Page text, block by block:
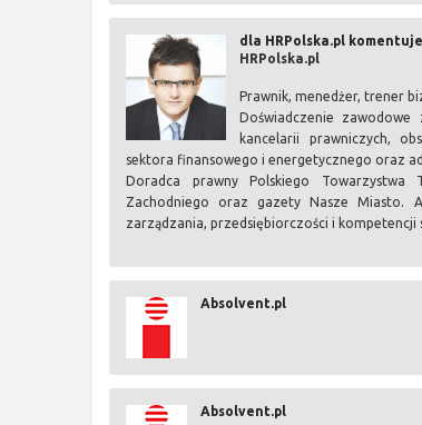
dla HRPolska.pl
HRPolska.pl
Prawnik, menedżer, trener
Doświadczenie zawodowe
kancelarii prawniczych,
sektora finansowego i energetycznego oraz
Doradca prawny Polskiego Towarzystwa
Zachodniego oraz gazety Nasze Miasto.
zarządzania, przedsiębiorczości i kompetencji
Absolvent.pl
Absolvent.pl